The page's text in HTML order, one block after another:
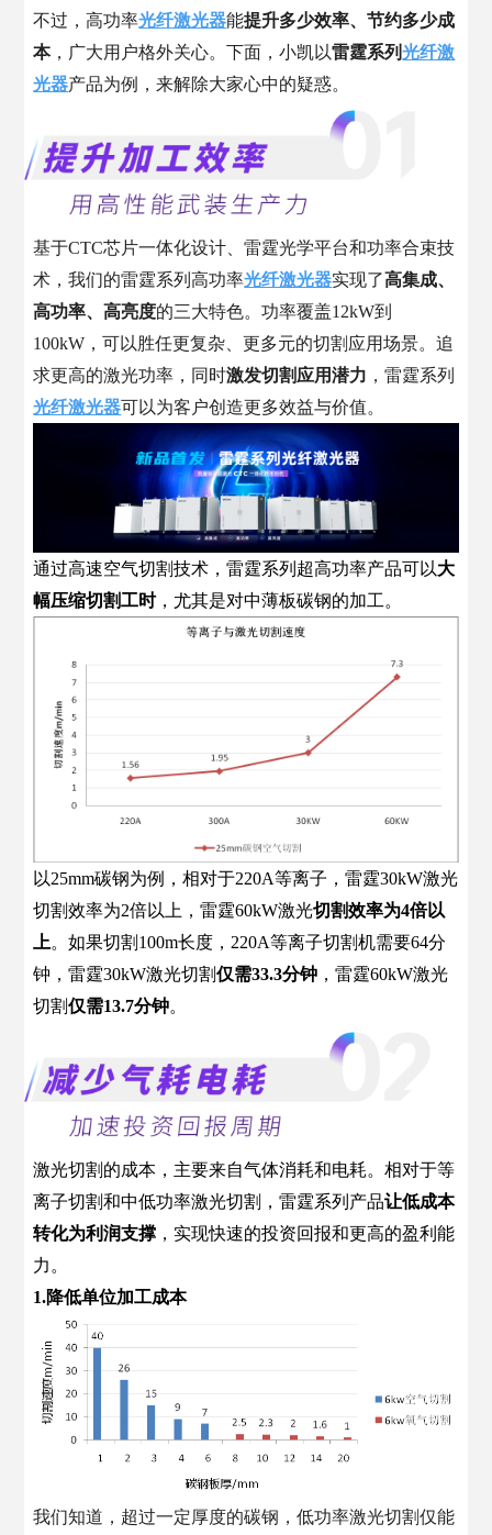
不过，高功率光纤激光器能提升多少效率、节约多少成
本，广大用户格外关心。下面，小凯以雷霆系列光纤激
光器产品为例，来解除大家心中的疑惑。
基于CTC芯片一体化设计、雷霆光学平台和功率合束技
术，我们的雷霆系列高功率光纤激光器实现了高集成、
高功率、高亮度的三大特色。功率覆盖12kW到
100kW，可以胜任更复杂、更多元的切割应用场景。追
求更高的激光功率，同时激发切割应用潜力 ，雷霆系列
光纤激光器可以为客户创造更多效益与价值。
通过高速空气切割技术，雷霆系列超高功率产品可以大
幅压缩切割工时，尤其是对中薄板碳钢的加工。
以25mm碳钢为例，相对于220A等离子，雷霆30kW激光
切割效率为2倍以上，雷霆60kW激光切割效率为4倍以
上。如果切割100m长度，220A等离子切割机需要64分
钟，雷霆30kW激光切割仅需33.3分钟 ，雷霆60kW激光
切割仅需13.7分钟。
激光切割的成本，主要来自气体消耗和电耗。相对于等
离子切割和中低功率激光切割，雷霆系列产品让低成本
转化为利润支撑 ，实现快速的投资回报和更高的盈利能
力。
1.降低单位加工成本
我们知道，超过一定厚度的碳钢，低功率激光切割仅能